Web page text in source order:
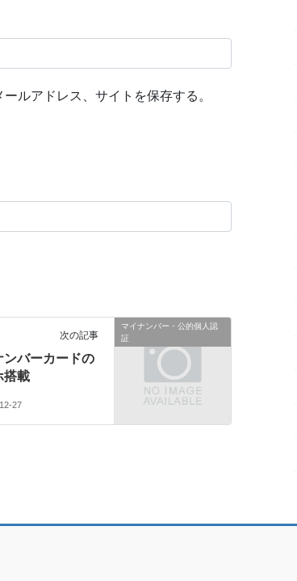
ルアドレス、サイトを保存する。
マイナンバー・公的個人認
証
次の記事
ンバーカードの
搭載
27